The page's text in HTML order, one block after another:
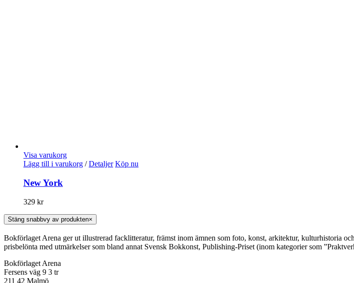
Visa varukorg
Lägg till i varukorg / Detaljer Köp nu
New York
329 kr
Stäng snabbvy av produkten×
Bokförlaget Arena ger ut illustrerad facklitteratur, främst inom ämnen som foto, konst, arkitektur, kulturhistoria
prisbelönta med utmärkelser som bland annat Svensk Bokkonst, Publishing-Priset (inom kategorier som
Bokförlaget Arena
Fersens väg 9 3 tr
211 42 Malmö